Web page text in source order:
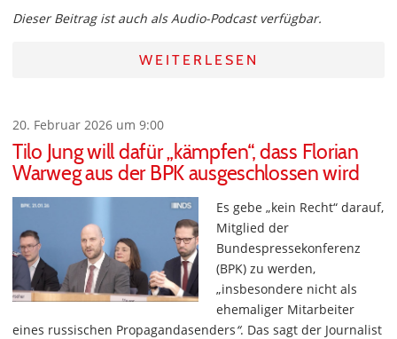
Dieser Beitrag ist auch als Audio-Podcast verfügbar.
WEITERLESEN
20. Februar 2026 um 9:00
Tilo Jung will dafür „kämpfen“, dass Florian
Warweg aus der BPK ausgeschlossen wird
Es gebe „kein Recht“ darauf,
Mitglied der
Bundespressekonferenz
(BPK) zu werden,
„insbesondere nicht als
ehemaliger Mitarbeiter
eines russischen Propagandasenders“. Das sagt der Journalist